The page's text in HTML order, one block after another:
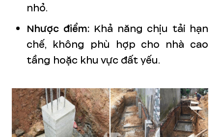
nhỏ.
Nhược điểm: Khả năng chịu tải hạn
chế, không phù hợp cho nhà cao
tầng hoặc khu vực đất yếu.